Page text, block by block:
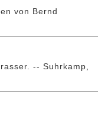
von Bernd
-- Suhrkamp,